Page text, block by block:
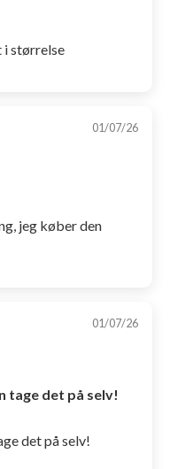
i størrelse
01/07/26
jeg køber den
01/07/26
tage det på selv!
det på selv!